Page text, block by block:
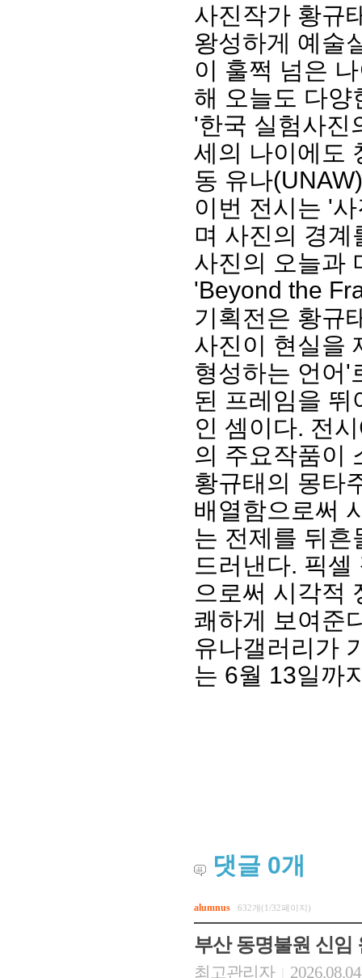
사진작가 황규
왕성하게 예술
이 훌쩍 넘은
해 오늘도 다양
'한국 실험사진
세의 나이에도
동 유나
이번 전시는 '
며 사진의 경
사진의 오늘과
'Beyond the
기획전은 황규
사진이 현실을
형성하는 언어'
된 프레임을
인 셈이다. 전
의 주요작품이
황규태의 몽타
배열함으로써
는 전제를 뒤흔
드러낸다. 픽
으로써 시각적
쾌하게 보여준
유나갤러리가
는 6월 13일까
댓글 0개
alumnus 632개(1/32페이지)
부산 동명불원 신임
최고관리자